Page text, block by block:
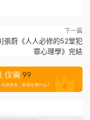
下一篇
張蔚《人人必修的52堂犯
罪心理學》完結